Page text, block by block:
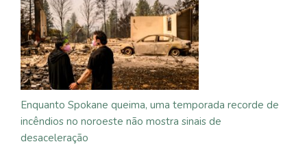
Enquanto Spokane queima, uma temporada recorde de
incêndios no noroeste não mostra sinais de
desaceleração